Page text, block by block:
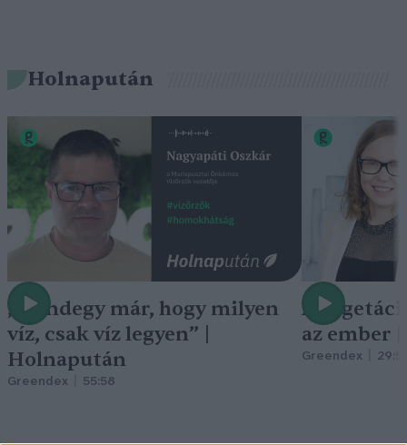
Holnapután
„Mindegy már, hogy milyen
víz, csak víz legyen” |
Holnapután
Greendex 55:58
A
az ember
Greendex